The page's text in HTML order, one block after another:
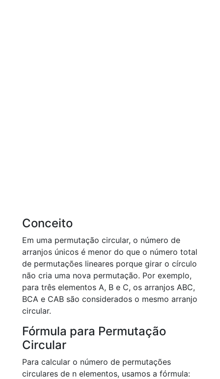
Conceito
Em uma permutação circular, o número de
arranjos únicos é menor do que o número total
de permutações lineares porque girar o círculo
não cria uma nova permutação. Por exemplo,
para três elementos A, B e C, os arranjos ABC,
BCA e CAB são considerados o mesmo arranjo
circular.
Fórmula para Permutação
Circular
Para calcular o número de permutações
circulares de n elementos, usamos a fórmula: